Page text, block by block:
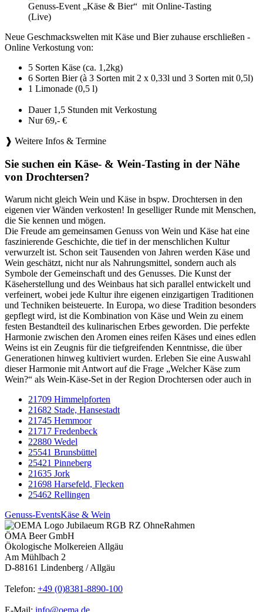
Genuss-Event „Käse & Bier“ mit Online-Tasting
(Live)
Neue Geschmackswelten mit Käse und Bier zuhause erschließen -
Online Verkostung von:
5 Sorten Käse (ca. 1,2kg)
6 Sorten Bier (à 3 Sorten mit 2 x 0,33l und 3 Sorten mit 0,5l)
1 Limonade (0,5 l)
Dauer 1,5 Stunden mit Verkostung
Nur 69,- €
❱ Weitere Infos & Termine
Sie suchen ein Käse- & Wein-Tasting in der Nähe
von Drochtersen?
Warum nicht gleich Wein und Käse in bspw. Drochtersen in den
eigenen vier Wänden verkosten! In geselliger Runde mit Menschen,
die Sie kennen und mögen.
Die Freude am gemeinsamen Genuss von Wein und Käse hat eine
faszinierende Geschichte, die tief in der menschlichen Kultur
verwurzelt ist. Schon seit Tausenden von Jahren werden Käse und
Wein geschätzt, nicht nur als Nahrungsmittel, sondern auch als
Symbole der Gemeinschaft und des Genusses. Die Kunst der
Käseherstellung und des Weinbaus hat sich parallel entwickelt und
verfeinert, wobei jede Kultur ihre eigenen einzigartigen Traditionen
und Techniken beisteuerte. In Europa, wo diese Tradition besonders
gepflegt wird, ist die Kombination von Käse und Wein zu einem
festen Bestandteil des kulinarischen Erbes geworden. Die perfekte
Harmonie zwischen den Aromen eines reifen Käses und eines edlen
Weins ist ein Zeugnis für die tiefgreifenden Kenntnisse, die über
Generationen hinweg kultiviert wurden. Erleben Sie eine Auswahl
dieser Harmonie mit Antwort auf die Frage „Welcher Käse zum
Wein?“ als Wein-Käse-Set in der Region Drochtersen oder auch in
21709 Himmelpforten
21682 Stade, Hansestadt
21745 Hemmoor
21717 Fredenbeck
22880 Wedel
25541 Brunsbüttel
25421 Pinneberg
21635 Jork
21698 Harsefeld, Flecken
25462 Rellingen
Genuss-EventsKäse & Wein
ÖMA Beer GmbH
Ökologische Molkereien Allgäu
Am Mühlbach 2
D-88161 Lindenberg / Allgäu
Telefon: +49 (0)8381-8890-100